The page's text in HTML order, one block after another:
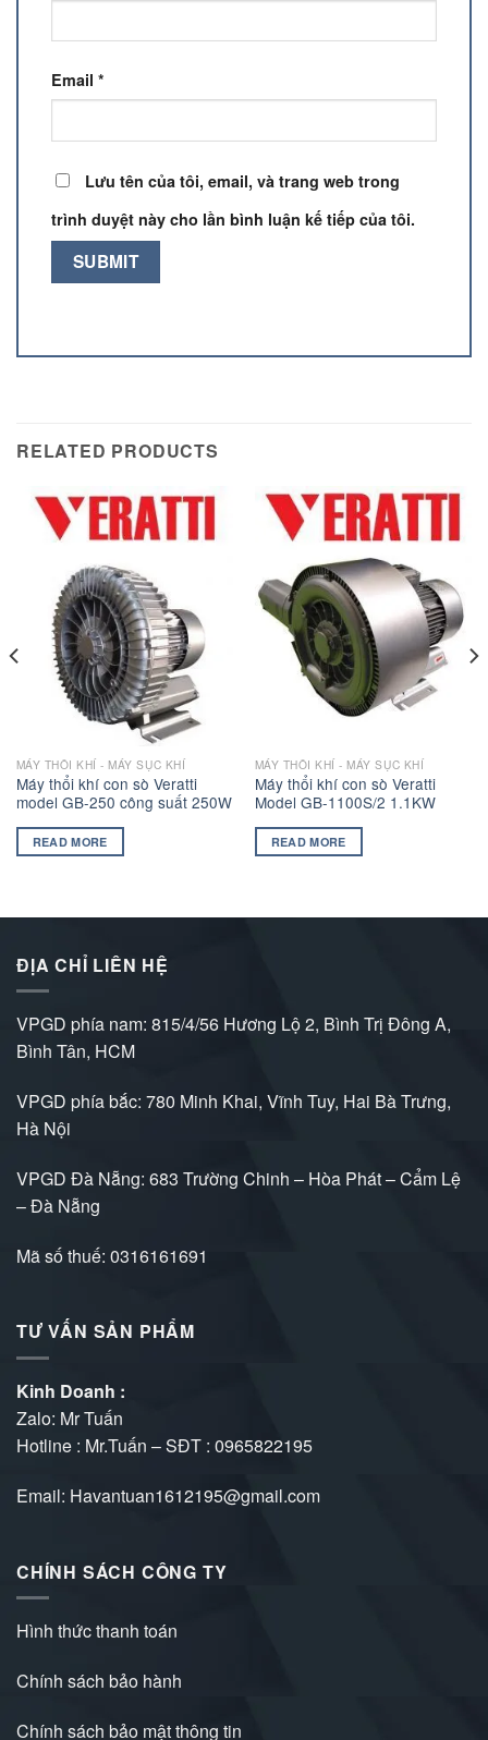
Email *
Lưu tên của tôi, email, và trang web trong
trình duyệt này cho lần bình luận kế tiếp của tôi.
RELATED PRODUCTS
MÁY THỔI KHÍ - MÁY SỤC KHÍ
Máy thổi khí con sò Veratti
model GB-250 công suất 250W
READ MORE
MÁY THỔI KHÍ - MÁY SỤC KHÍ
Máy thổi khí con sò Veratti
Model GB-1100S/2 1.1KW
READ MORE
ĐỊA CHỈ LIÊN HỆ
VPGD phía nam: 815/4/56 Hương Lộ 2, Bình Trị Đông A,
Bình Tân, HCM
VPGD phía bắc: 780 Minh Khai, Vĩnh Tuy, Hai Bà Trưng,
Hà Nội
VPGD Đà Nẵng: 683 Trường Chinh – Hòa Phát – Cẩm Lệ
– Đà Nẵng
Mã số thuế: 0316161691
TƯ VẤN SẢN PHẨM
Kinh Doanh :
Zalo: Mr Tuấn
Hotline : Mr.Tuấn – SĐT : 0965822195
Email: Havantuan1612195@gmail.com
CHÍNH SÁCH CÔNG TY
Hình thức thanh toán
Chính sách bảo hành
Chính sách bảo mật thông tin